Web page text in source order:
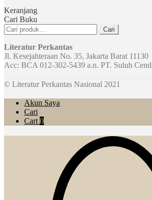
Keranjang
Cari Buku
Pencarian
untuk:
Cari
Literatur Perkantas
Jl. Kesejahteraan No. 35, Jakarta Barat 11130
Acc: BCA 012-302-5439 a.n. PT. Suluh
© Literatur Perkantas Nasional 2021
Akun Saya
Cari
Cart 0